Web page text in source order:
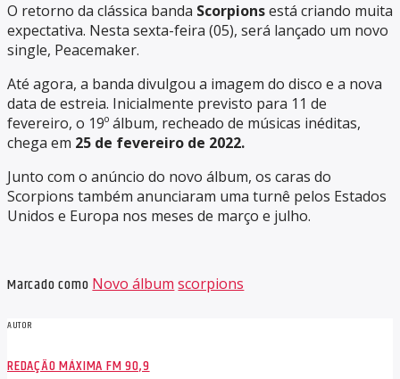
O retorno da clássica banda Scorpionsestá criando muita
expectativa. Nesta sexta-feira (05), será lançado um novo
single, Peacemaker.
Até agora, a banda divulgou a imagem do disco e a nova
data de estreia. Inicialmente previsto para 11 de
fevereiro, o 19º álbum, recheado de músicas inéditas,
chega em 25 de fevereiro de 2022.
Junto com o anúncio do novo álbum, os caras do
Scorpions também anunciaram uma turnê pelos Estados
Unidos e Europa nos meses de março e julho.
Marcado comoNovo álbum scorpions
AUTOR
REDAÇÃO MÁXIMA FM 90,9